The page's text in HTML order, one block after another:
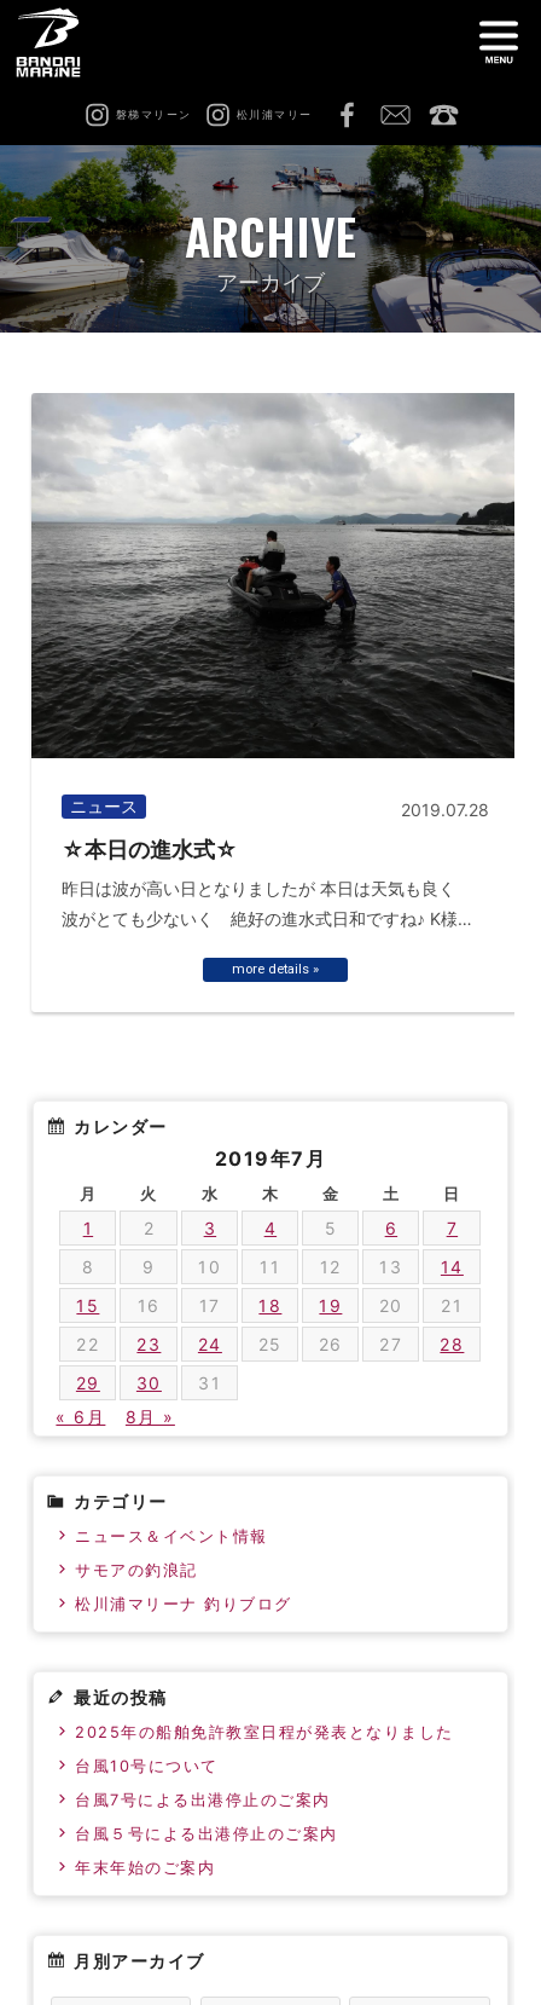
磐梯マリーン 松川浦マリー
船舶免許教室 在庫情報
レンタル 猪苗代ビーチサイドマリーナ
修理 & カスタム 会社案内
ARCHIVE
アーカイブ
ニュース 2019.07.28
☆本日の進水式☆
昨日は波が高い日となりましたが 本日は天気も良く
波がとても少ないく 絶好の進水式日和ですね♪ K様お
more details »
カレンダー
2019年7月
月 火 水 木 金 土 日
1 2 3 4 5 6
7
8
9 10 11 12 13
14
15
16 17 18 19 20
21
22
23 24 25 26 27
28
29
30
31
« 6月
8月 »
カテゴリー
ニュース＆イベント情報
サモアの釣浪記
松川浦マリーナ 釣りブログ
最近の投稿
2025年の船舶免許教室日程が発表となりました
台風10号について
台風7号による出港停止のご案内
台風５号による出港停止のご案内
年末年始のご案内
月別アーカイブ